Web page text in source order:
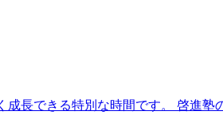
長できる特別な時間です。 啓進